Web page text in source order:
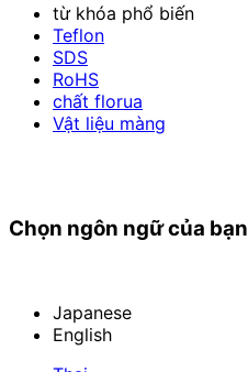
từ khóa phổ biến
Teflon
SDS
RoHS
chất florua
Vật liệu màng
Chọn ngôn ngữ của bạn
Japanese
English